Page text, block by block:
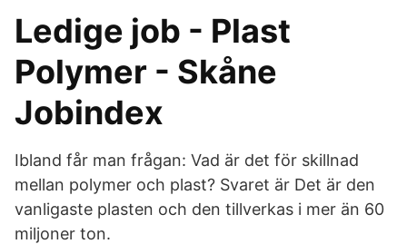
Ledige job - Plast
Polymer - Skåne
Jobindex
Ibland får man frågan: Vad är det för skillnad
mellan polymer och plast? Svaret är Det är den
vanligaste plasten och den tillverkas i mer än 60
miljoner ton.